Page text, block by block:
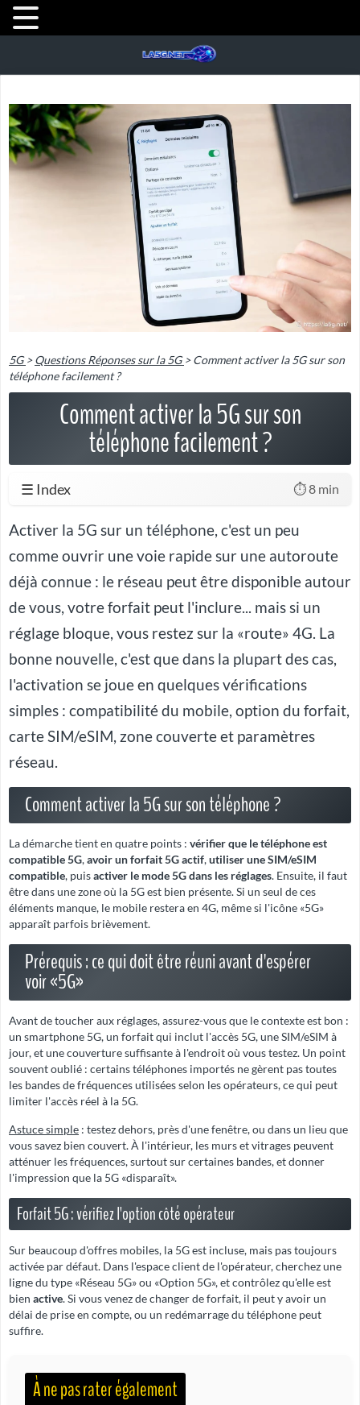
5G >Questions Réponses sur la 5G >Comment activer la 5G sur son
téléphone facilement ?
Comment activer la 5G sur son
téléphone facilement ?
☰ Index ⏱️ 8 min
Activer la 5G sur un téléphone, c'est un peu
comme ouvrir une voie rapide sur une autoroute
déjà connue : le réseau peut être disponible autour
de vous, votre forfait peut l'inclure... mais si un
réglage bloque, vous restez sur la «route» 4G. La
bonne nouvelle, c'est que dans la plupart des cas,
l'activation se joue en quelques vérifications
simples : compatibilité du mobile, option du forfait,
carte SIM/eSIM, zone couverte et paramètres
réseau.
Comment activer la 5G sur son téléphone ?
La démarche tient en quatre points : vérifier que le téléphone est
compatible 5G,avoir un forfait 5G actif,utiliser une SIM/eSIM
compatible, puisactiver le mode 5G dans les réglages. Ensuite, il faut
être dans une zone où la 5G est bien présente. Si un seul de ces
éléments manque, le mobile restera en 4G, même si l'icône «5G»
apparaît parfois brièvement.
Prérequis : ce qui doit être réuni avant d'espérer
voir «5G»
Avant de toucher aux réglages, assurez-vous que le contexte est bon :
un smartphone 5G, un forfait qui inclut l'accès 5G, une SIM/eSIM à
jour, et une couverture suffisante à l'endroit où vous testez. Un point
souvent oublié : certains téléphones importés ne gèrent pas toutes
les bandes de fréquences utilisées selon les opérateurs, ce qui peut
limiter l'accès réel à la 5G.
Astuce simple : testez dehors, près d'une fenêtre, ou dans un lieu que
vous savez bien couvert. À l'intérieur, les murs et vitrages peuvent
atténuer les fréquences, surtout sur certaines bandes, et donner
l'impression que la 5G «disparaît».
Forfait 5G : vérifiez l'option côté opérateur
Sur beaucoup d'offres mobiles, la 5G est incluse, mais pas toujours
activée par défaut. Dans l'espace client de l'opérateur, cherchez une
ligne du type «Réseau 5G» ou «Option 5G», et contrôlez qu'elle est
bien active. Si vous venez de changer de forfait, il peut y avoir un
délai de prise en compte, ou un redémarrage du téléphone peut
suffire.
À ne pas rater également